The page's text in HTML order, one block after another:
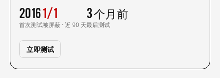
2016
首次测试
1/1
被屏蔽 · 近 90 天
3 个月前
最后测试
立即测试